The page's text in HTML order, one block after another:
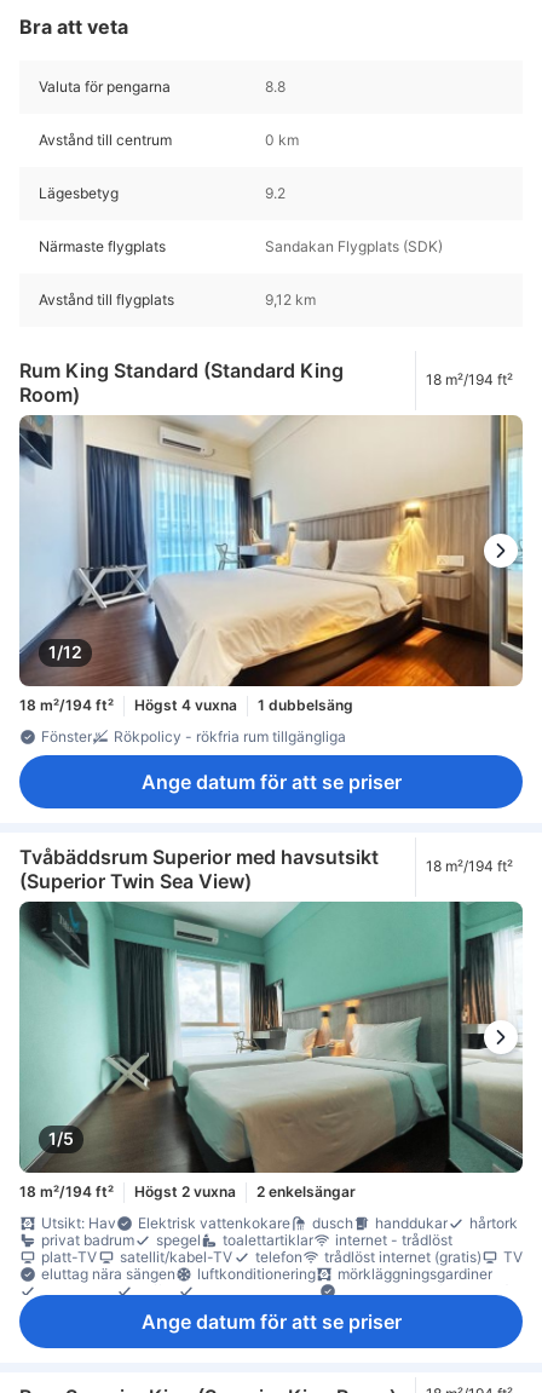
Bra att veta
Valuta för pengarna 8.8
Avstånd till centrum 0 km
Lägesbetyg 9.2
Närmaste flygplats Sandakan Flygplats (SDK)
Avstånd till flygplats 9,12 km
Rum King Standard (Standard King
Room)
18 m²/194 ft²
1/12
18 m²/194 ft² Högst 4 vuxna
1 dubbelsäng
Fönster
Rökpolicy - rökfria rum tillgängliga
Ange datum för att se priser
Tvåbäddsrum Superior med havsutsikt
(Superior Twin Sea View)
18 m²/194 ft²
1/5
18 m²/194 ft² Högst 2 vuxna
2 enkelsängar
Utsikt: Hav
Elektrisk vattenkokare dusch handdukar
hårtork
privat badrum
spegel toalettartiklar
internet - trådlöst
platt-TV
satellit/kabel-TV telefon trådlöst internet (gratis)
TV
eluttag nära sängen
luftkonditionering
mörkläggningsgardiner
kaffe-/tekokare
Vattenkokare anslutande rum
Ange datum för att se priser